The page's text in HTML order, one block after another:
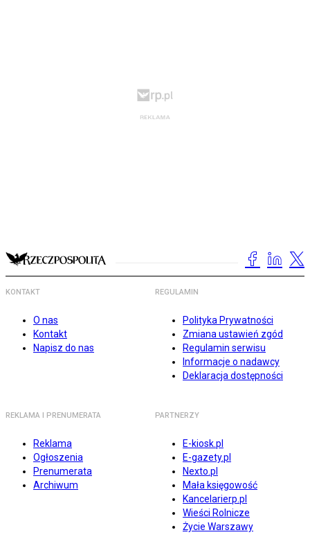
KONTAKT
O nas
Kontakt
Napisz do nas
REGULAMIN
Polityka Prywatności
Zmiana ustawień zgód
Regulamin serwisu
Informacje o nadawcy
Deklaracja dostępności
REKLAMA I PRENUMERATA
Reklama
Ogłoszenia
Prenumerata
Archiwum
PARTNERZY
E-kiosk.pl
E-gazety.pl
Nexto.pl
Mała księgowość
Kancelarierp.pl
Wieści Rolnicze
Życie Warszawy